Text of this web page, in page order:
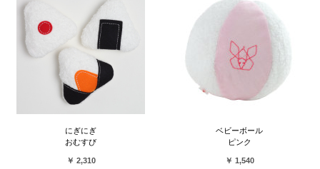
にぎにぎ
おむすび
￥ 2,310
ベビーボール
ピンク
￥ 1,540